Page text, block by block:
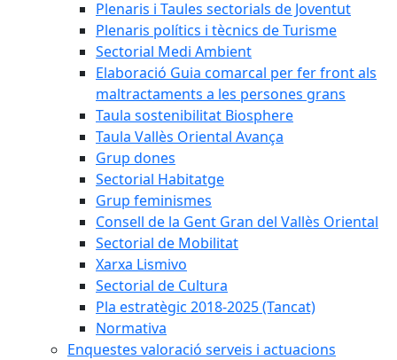
Plenaris i Taules sectorials de Joventut
Plenaris polítics i tècnics de Turisme
Sectorial Medi Ambient
Elaboració Guia comarcal per fer front als
maltractaments a les persones grans
Taula sostenibilitat Biosphere
Taula Vallès Oriental Avança
Grup dones
Sectorial Habitatge
Grup feminismes
Consell de la Gent Gran del Vallès Oriental
Sectorial de Mobilitat
Xarxa Lismivo
Sectorial de Cultura
Pla estratègic 2018-2025 (Tancat)
Normativa
Enquestes valoració serveis i actuacions